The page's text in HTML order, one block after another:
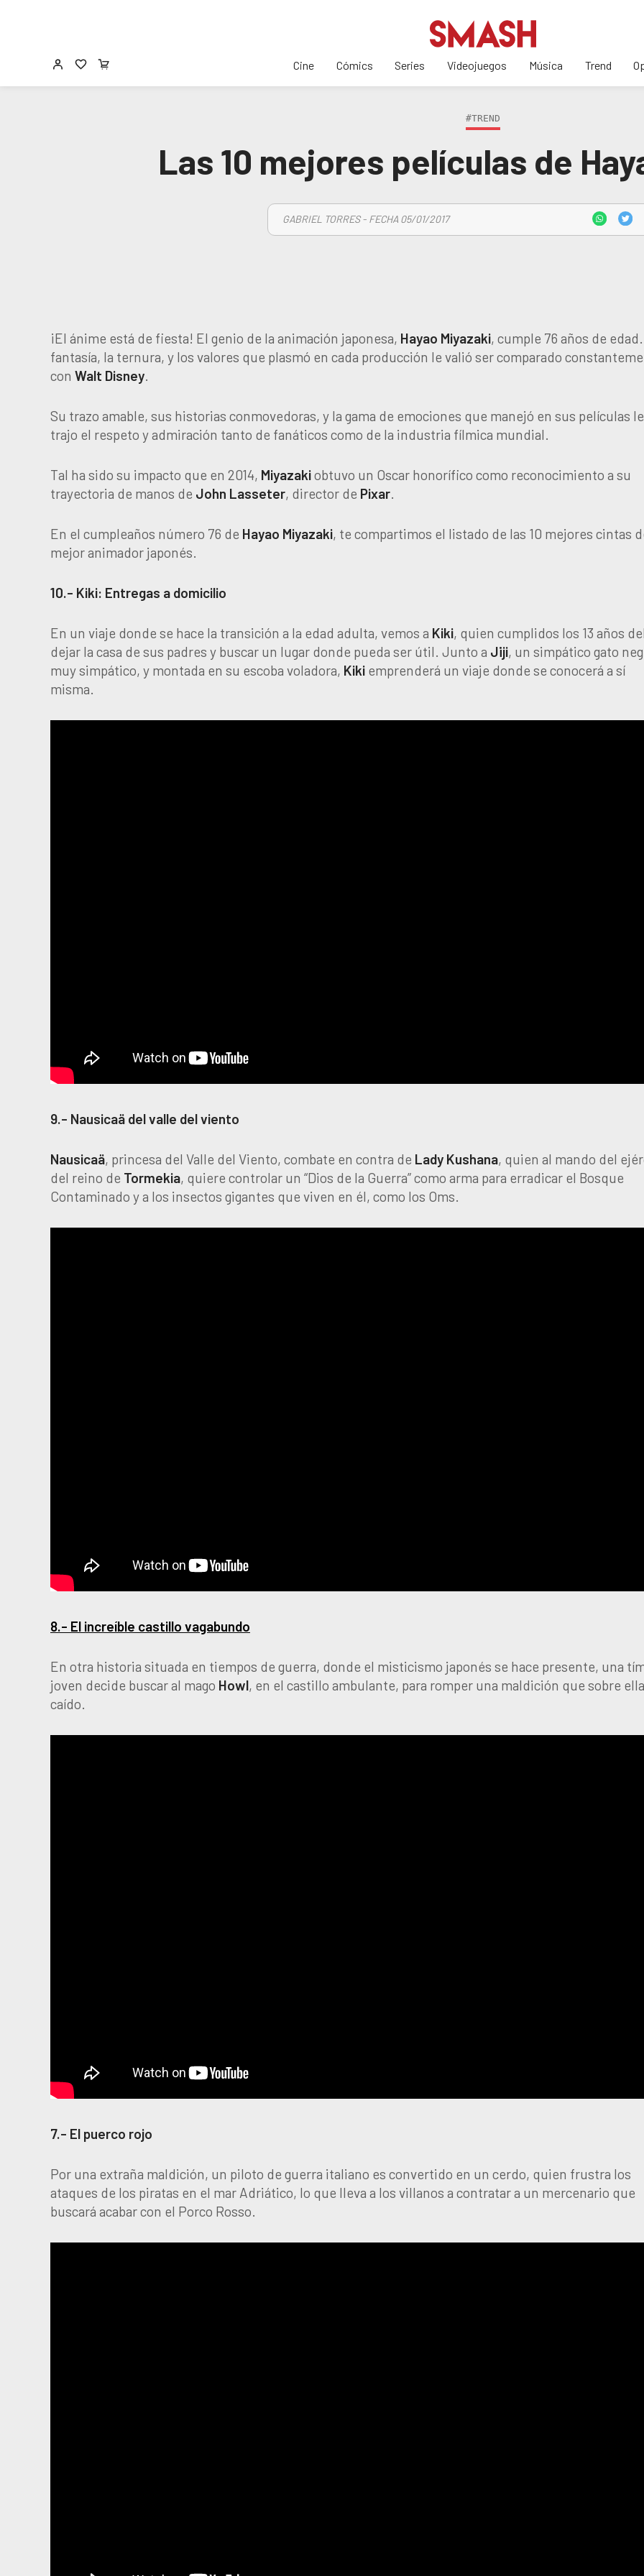
Cine Cómics Series Videojuegos Música Trend
#TREND
Las 10 mejores películas de
GABRIEL TORRES - FECHA 05/01/2017
¡El ánime está de fiesta! El genio de la animación japonesa, Hayao Miyazaki, cumple 76 años de
fantasía, la ternura, y los valores que plasmó en cada producción le valió ser comparado
con Walt Disney.
Su trazo amable, sus historias conmovedoras, y la gama de emociones que manejó en sus películas le
trajo el respeto y admiración tanto de fanáticos como de la industria fílmica mundial.
Tal ha sido su impacto que en 2014, Miyazakiobtuvo un Oscar honorífico como reconocimiento a su
trayectoria de manos de John Lasseter, director de Pixar.
En el cumpleaños número 76 de Hayao Miyazaki, te compartimos el listado de las 10 mejores cintas
mejor animador japonés.
10.- Kiki: Entregas a domicilio
En un viaje donde se hace la transición a la edad adulta, vemos a Kiki, quien cumplidos los 13 años
dejar la casa de sus padres y buscar un lugar donde pueda ser útil. Junto a Jiji, un simpático gato
muy simpático, y montada en su escoba voladora, Kiki emprenderá un viaje donde se conocerá a sí
misma.
9.- Nausicaä del valle del viento
Nausicaä, princesa del Valle del Viento, combate en contra de Lady Kushana, quien al mando del
del reino de Tormekia, quiere controlar un “Dios de la Guerra” como arma para erradicar el Bosque
Contaminado y a los insectos gigantes que viven en él, como los Oms.
8.- El increíble castillo vagabundo
En otra historia situada en tiempos de guerra, donde el misticismo japonés se hace presente, una
joven decide buscar al mago Howl, en el castillo ambulante, para romper una maldición que sobre
caído.
7.- El puerco rojo
Por una extraña maldición, un piloto de guerra italiano es convertido en un cerdo, quien frustra los
ataques de los piratas en el mar Adriático, lo que lleva a los villanos a contratar a un mercenario que
buscará acabar con el Porco Rosso.